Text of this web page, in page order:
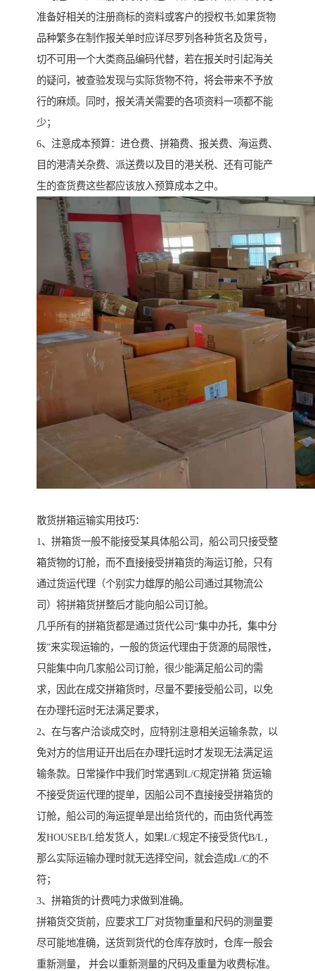
准备好相关的注册商标的资料或客户的授权书;如果货物
品种繁多在制作报关单时应详尽罗列各种货名及货号，
切不可用一个大类商品编码代替，若在报关时引起海关
的疑问，被查验发现与实际货物不符，将会带来不予放
行的麻烦。同时，报关清关需要的各项资料一项都不能
少；
6、注意成本预算：进仓费、拼箱费、报关费、海运费、
目的港清关杂费、派送费以及目的港关税、还有可能产
生的查货费这些都应该放入预算成本之中。
散货拼箱运输实用技巧：
1、拼箱货一般不能接受某具体船公司，船公司只接受整
箱货物的订舱，而不直接接受拼箱货的海运订舱，只有
通过货运代理（个别实力雄厚的船公司通过其物流公
司）将拼箱货拼整后才能向船公司订舱。
几乎所有的拼箱货都是通过货代公司“集中办托，集中分
拨”来实现运输的，一般的货运代理由于货源的局限性，
只能集中向几家船公司订舱，很少能满足船公司的需
求，因此在成交拼箱货时，尽量不要接受船公司，以免
在办理托运时无法满足要求，
2、在与客户洽谈成交时，应特别注意相关运输条款，以
免对方的信用证开出后在办理托运时才发现无法满足运
输条款。日常操作中我们时常遇到L/C规定拼箱 货运输
不接受货运代理的提单，因船公司不直接接受拼箱货的
订舱，船公司的海运提单是出给货代的，而由货代再签
发HOUSEB/L给发货人，如果L/C规定不接受货代B/L，
那么实际运输办理时就无选择空间，就会造成L/C的不
符；
3、拼箱货的计费吨力求做到准确。
拼箱货交货前，应要求工厂对货物重量和尺码的测量要
尽可能地准确，送货到货代的仓库存放时，仓库一般会
重新测量， 并会以重新测量的尺码及重量为收费标准。